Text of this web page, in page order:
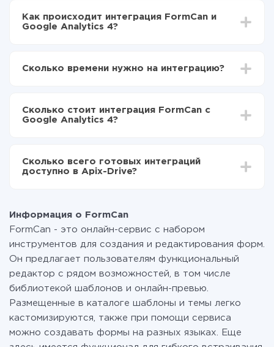
Как происходит интеграция FormCan и
Google Analytics 4?
Выбираете какие данные передавать из FormCan
передаваться из FormCan в Google Analytics 4
Сколько времени нужно на интеграцию?
отличаться и составлять от 5-ти до 30-минут. В
среднем настройка занимает 10-15 минут.
Сколько стоит интеграция FormCan с
Google Analytics 4?
функционал. Вы оплачиваете только количество
данных, которые по факту передаются из одной
перейти на платный, при необходимости. Подробнее
отарифах .
Сколько всего готовых интеграций
доступно в Apix-Drive?
Информация о FormCan
FormCan - это онлайн-сервис с набором
инструментов для создания и редактирования форм.
Он предлагает пользователям функциональный
редактор с рядом возможностей, в том числе
библиотекой шаблонов и онлайн-превью.
Размещенные в каталоге шаблоны и темы легко
кастомизируются, также при помощи сервиса
можно создавать формы на разных языках. Еще